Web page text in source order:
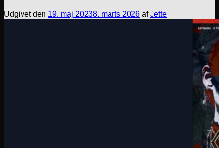
Udgivet den 19. maj 20238. marts 2026 afJette